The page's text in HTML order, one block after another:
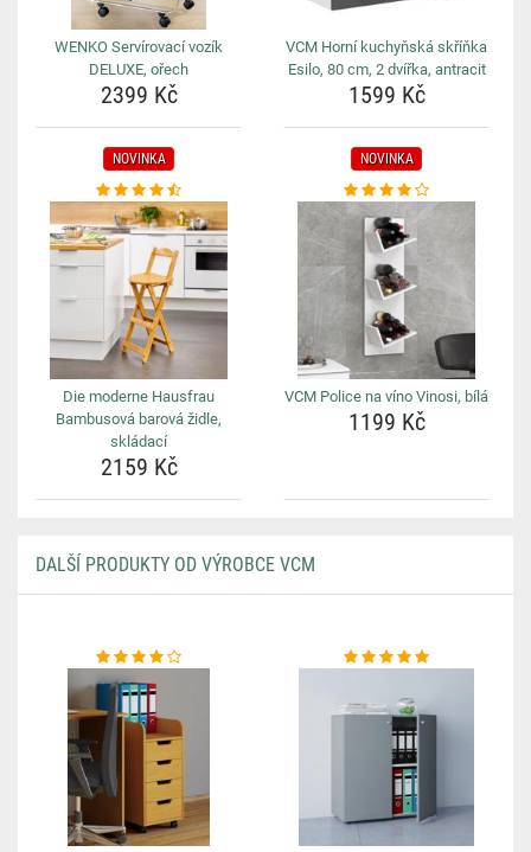
WENKO Servírovací vozík
DELUXE, ořech
2399 Kč
VCM Horní kuchyňská skříňka
Esilo, 80 cm, 2 dvířka, antracit
1599 Kč
NOVINKA
Die moderne Hausfrau
Bambusová barová židle,
skládací
2159 Kč
NOVINKA
VCM Police na víno Vinosi, bílá
1199 Kč
DALŠÍ PRODUKTY OD VÝROBCE VCM